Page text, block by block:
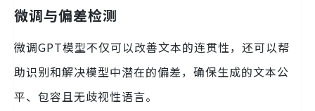
微调与偏差检测
微调GPT模型不仅可以改善文本的连贯性，还可以帮
助识别和解决模型中潜在的偏差，确保生成的文本公
平、包容且无歧视性语言。